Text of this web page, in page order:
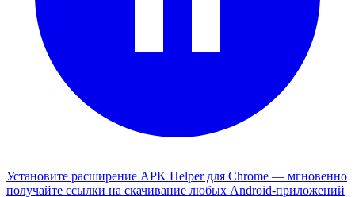
Установите расширение APK Helper для Chrome — мгновенно
получайте ссылки на скачивание любых Android-приложений